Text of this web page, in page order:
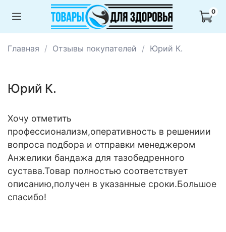
0
Главная Отзывы покупателей Юрий К.
Юрий К.
Хочу отметить
профессионализм,оперативность в решениии
вопроса подбора и отправки менеджером
Анжелики бандажа для тазобедренного
сустава.Товар полностью соответствует
описанию,получен в указанные сроки.Большое
спасибо!